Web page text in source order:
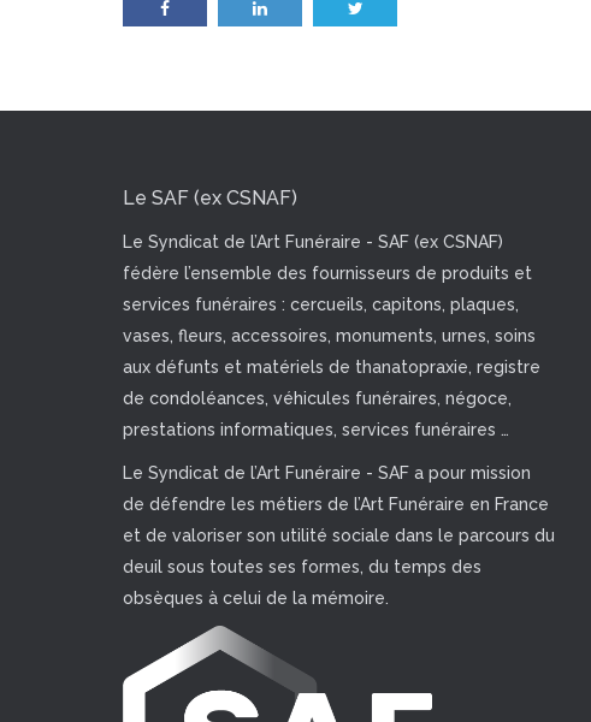
Le SAF (ex CSNAF)
Le Syndicat de l’Art Funéraire - SAF (ex CSNAF)
fédère l’ensemble des fournisseurs de produits et
services funéraires : cercueils, capitons, plaques,
vases, fleurs, accessoires, monuments, urnes, soins
aux défunts et matériels de thanatopraxie, registre
de condoléances, véhicules funéraires, négoce,
prestations informatiques, services funéraires …
Le Syndicat de l’Art Funéraire - SAF a pour mission
de défendre les métiers de l’Art Funéraire en France
et de valoriser son utilité sociale dans le parcours du
deuil sous toutes ses formes, du temps des
obsèques à celui de la mémoire.